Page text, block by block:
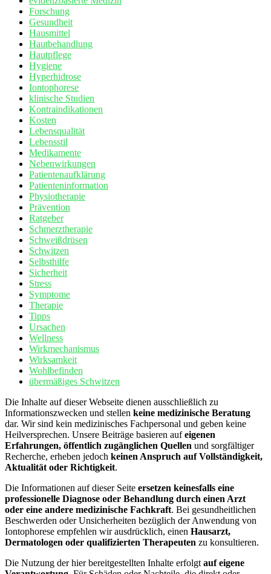
Forschung
Gesundheit
Hausmittel
Hautbehandlung
Hautpflege
Hygiene
Hyperhidrose
Iontophorese
klinische Studien
Kontraindikationen
Kosten
Lebensqualität
Lebensstil
Medikamente
Nebenwirkungen
Patientenaufklärung
Patienteninformation
Physiotherapie
Prävention
Ratgeber
Schmerztherapie
Schweißdrüsen
Schwitzen
Selbsthilfe
Sicherheit
Stress
Symptome
Therapie
Tipps
Ursachen
Wellness
Wirkmechanismus
Wirksamkeit
Wohlbefinden
übermäßiges Schwitzen
Die Inhalte auf dieser Webseite dienen ausschließlich zu
Informationszwecken und stellen keine medizinische Beratung
dar. Wir sind kein medizinisches Fachpersonal und geben keine
Heilversprechen. Unsere Beiträge basieren aufeigenen
Erfahrungen, öffentlich zugänglichen Quellen und sorgfältiger
Recherche, erheben jedoch keinen Anspruch auf Vollständigkeit,
Aktualität oder Richtigkeit.
Die Informationen auf dieser Seite ersetzen keinesfalls eine
professionelle Diagnose oder Behandlung durch einen Arzt
oder eine andere medizinische Fachkraft. Bei gesundheitlichen
Beschwerden oder Unsicherheiten bezüglich der Anwendung von
Iontophorese empfehlen wir ausdrücklich, einen Hausarzt,
Dermatologen oder qualifizierten Therapeuten zu konsultieren.
Die Nutzung der hier bereitgestellten Inhalte erfolgtauf eigene